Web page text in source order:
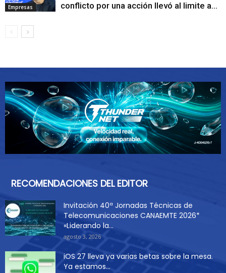
Empresas
conflicto por una acción llevó al limite a...
RECOMENDACIONES DEL EDITOR
Invitación 40ª Jornadas Técnicas de
Telecomunicaciones CANAEMTE 2026*
«Liderando la...
agosto 3, 2026
iOS 27 lleva ya varias betas sobre la mesa.
Ya estamos...